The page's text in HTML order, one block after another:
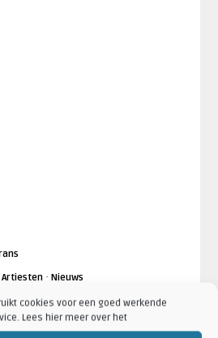
cookies voor een goed werkende
Lees hier meer over het
Artiesten· Nieuws